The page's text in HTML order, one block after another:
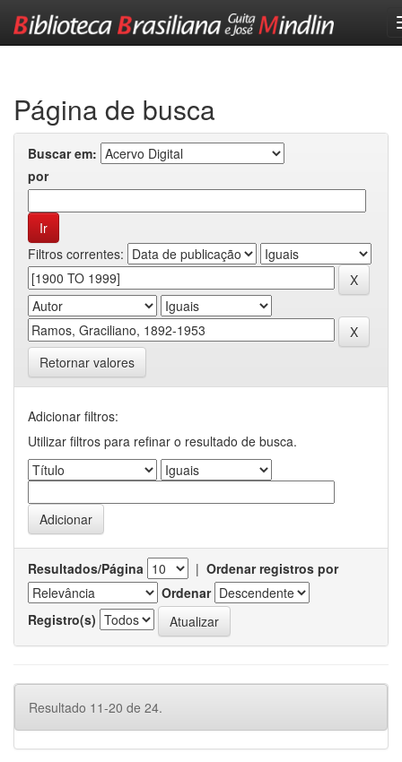
Página de busca
Buscar em:
por
Filtros correntes:
Retornar valores
Adicionar filtros:
Utilizar filtros para refinar o resultado de busca.
Resultados/Página | Ordenar registros por
Ordenar
Registro(s)
Resultado 11-20 de 24.